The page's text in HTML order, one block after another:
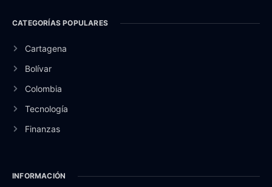
CATEGORÍAS POPULARES
Cartagena
Bolívar
Colombia
Tecnología
Finanzas
INFORMACIÓN